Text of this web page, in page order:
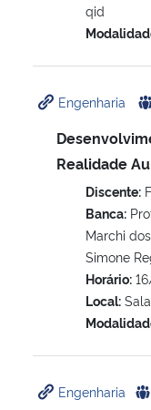
qid
Engenharia
Realidade
Discente:
Banca:
Marchi
Simone
Horário:
Local:
Engenharia